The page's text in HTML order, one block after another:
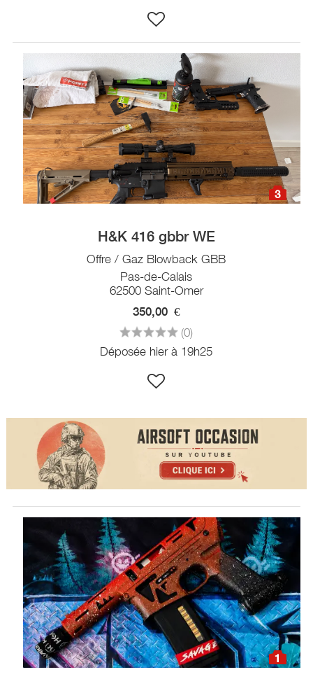
3
H&K 416 gbbr WE
Offre / Gaz Blowback GBB
Pas-de-Calais
62500 Saint-Omer
350,00 €
(0)
Déposée hier à 19h25
1